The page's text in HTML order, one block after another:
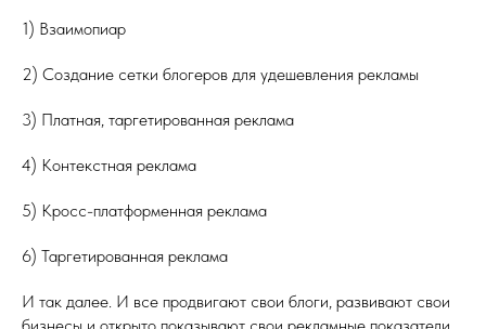
1) Взаимопиар
2) Создание сетки блогеров для удешевления рекламы
3) Платная, таргетированная реклама
4) Контекстная реклама
5) Кросс-платформенная реклама
6) Таргетированная реклама
И так далее. И все продвигают свои блоги, развивают свои